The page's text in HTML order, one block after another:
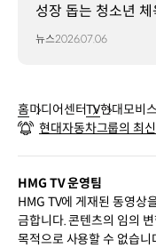
성장 돕는 청소년
뉴스2026.07.06
홈미디어센터TV현대모비
현대자동차그룹의 최
HMG TV 운영팀
HMG TV에 게재된 동영상
금합니다. 콘텐츠의 임의
목적으로 사용할 수 없습니